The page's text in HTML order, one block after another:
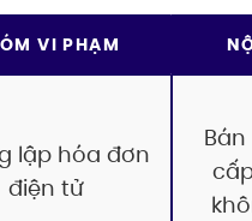
VI PHẠM
lập hóa đơn
điện tử